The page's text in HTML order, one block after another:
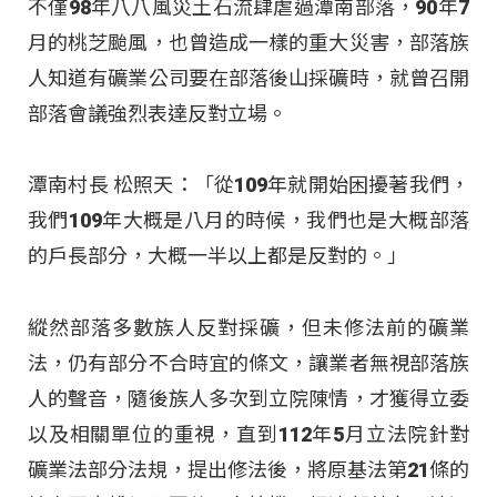
不僅98年八八風災土石流肆虐過潭南部落，90年7
月的桃芝颱風，也曾造成一樣的重大災害，部落族
人知道有礦業公司要在部落後山採礦時，就曾召開
部落會議強烈表達反對立場。
潭南村長 松照天：「從109年就開始困擾著我們，
我們109年大概是八月的時候，我們也是大概部落
的戶長部分，大概一半以上都是反對的。」
縱然部落多數族人反對採礦，但未修法前的礦業
法，仍有部分不合時宜的條文，讓業者無視部落族
人的聲音，隨後族人多次到立院陳情，才獲得立委
以及相關單位的重視，直到112年5月立法院針對
礦業法部分法規，提出修法後，將原基法第21條的